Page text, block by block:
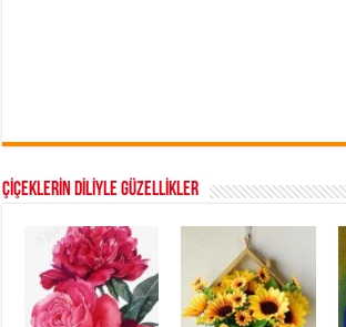
ÇİÇEKLERİN DİLİYLE GÜZELLİKLER